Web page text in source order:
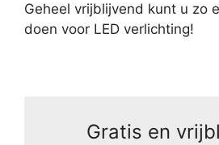
Geheel vrijblijvend kunt u zo
doen voor LED verlichting!
Gratis en